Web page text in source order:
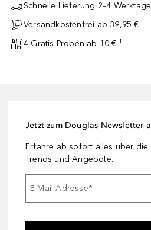
Schnelle Lieferung 2–4
Versandkostenfrei ab 39,95 €
4 Gratis-Proben ab 10 € ¹
Jetzt zum Douglas-Newsletter
Erfahre ab sofort alles über die
Trends und Angebote.
E-Mail-Adresse*